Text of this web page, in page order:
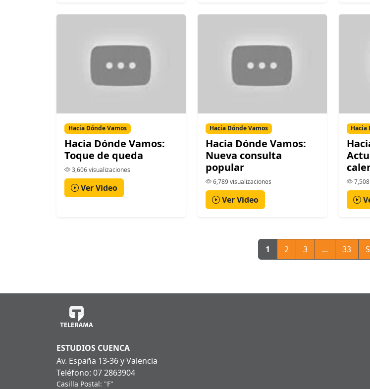
Hacia Dónde Vamos
Hacia Dónde Vamos:
Toque de queda
3,606 visualizaciones
Ver Video
Hacia Dónde Vamos
Hacia Dónde Vamos:
Nueva consulta
popular
6,789 visualizaciones
Ver Video
Hacia
1 2 3 ... 33
ESTUDIOS CUENCA
Av. España 13-36 y Valencia
Teléfono: 07 2863904
Casilla Postal: "F"